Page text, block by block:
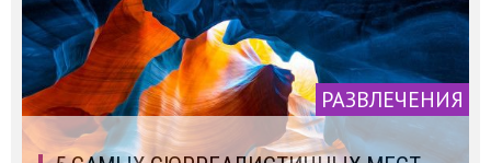
РАЗВЛЕЧЕНИЯ